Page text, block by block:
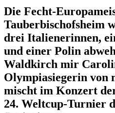
Die Fecht-
Tauberbischofsheim
drei Italienerinnen,
und einer Polin
Waldkirch mir
Olympiasiegerin von
mischt im Konzert
24. Weltcup-Turnier